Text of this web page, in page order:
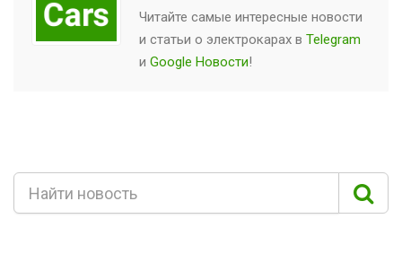
Читайте самые интересные новости
и статьи о электрокарах в Telegram
и Google Новости!